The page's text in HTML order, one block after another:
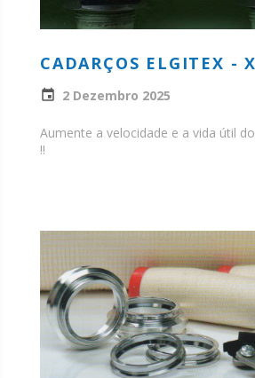
CADARÇOS ELGITEX -
2 Dezembro 2025
Aumente a velocidade e a vida útil
!!